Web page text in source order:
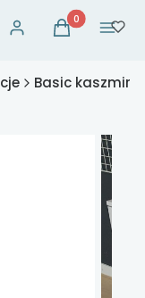
wyszukiwarkę
Zaloguj sięProdukty w
Koszyk Menu
Basic kaszmir